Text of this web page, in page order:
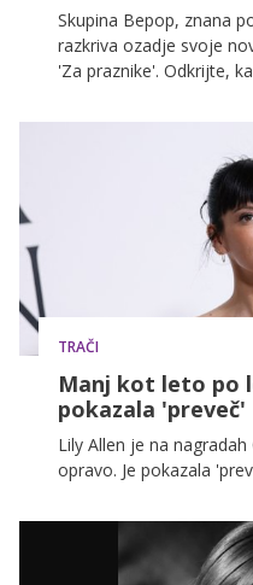
Skupina Bepop, znana
razkriva ozadje svoje
'Za praznike'. Odkrijte,
so dekleta s pomočjo
videospot. Spregovorile
kakšne želje imajo za
TRAČI
Manj kot leto po
pokazala 'preveč'
Lily Allen je na
opravo. Je pokazala